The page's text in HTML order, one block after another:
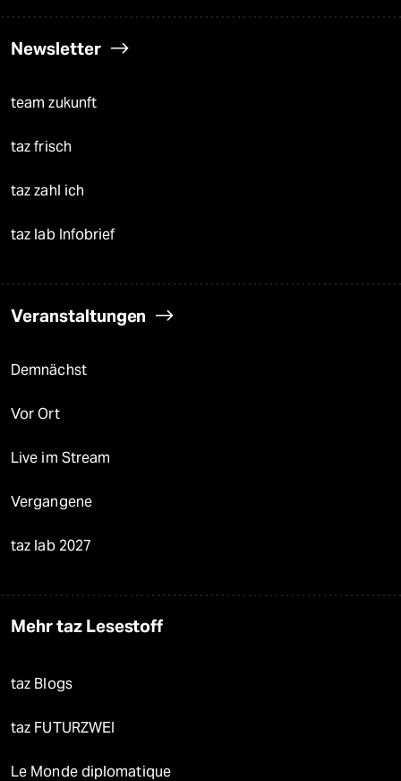
Newsletter
team zukunft
taz frisch
taz zahl ich
taz lab Infobrief
Veranstaltungen
Demnächst
Vor Ort
Live im Stream
Vergangene
taz lab 2027
Mehr taz Lesestoff
taz Blogs
taz FUTURZWEI
Le Monde diplomatique